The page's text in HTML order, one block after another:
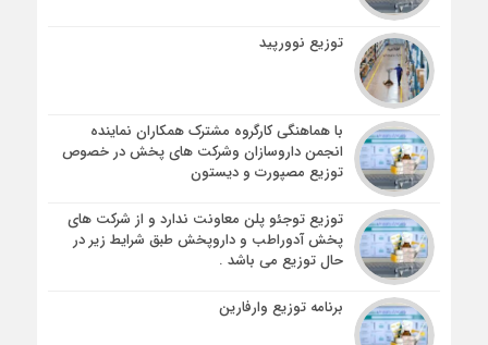
توزیع نوورپید
با هماهنگی کارگروه مشترک همکاران نماینده
انجمن داروسازان و‌شرکت های پخش در خصوص
توزیع مصپورت و دیستون
توزیع توجئو پلن معاونت ندارد و از شرکت های
پخش آدوراطب و داروپخش طبق شرایط زیر در
حال توزیع می باشد .
برنامه توزیع وارفارین